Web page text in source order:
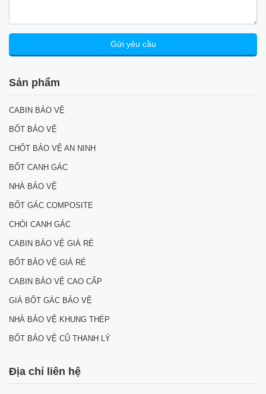
Sản phẩm
CABIN BẢO VỆ
BỐT BẢO VỆ
CHỐT BẢO VỆ AN NINH
BỐT CANH GÁC
NHÀ BẢO VỆ
BỐT GÁC COMPOSITE
CHÒI CANH GÁC
CABIN BẢO VỆ GIÁ RẺ
BỐT BẢO VỆ GIÁ RẺ
CABIN BẢO VỆ CAO CẤP
GIÁ BỐT GÁC BẢO VỆ
NHÀ BẢO VỆ KHUNG THÉP
BỐT BẢO VỆ CŨ THANH LÝ
Địa chỉ liên hệ